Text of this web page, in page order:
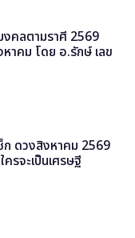
งคลตามราศี 2569
หาคม โดย อ.รักษ์ เลข
ก ดวงสิงหาคม 2569
รจะเป็นเศรษฐี